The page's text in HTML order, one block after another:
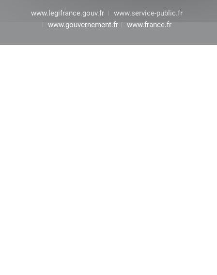
www.legifrance.gouv.fr
www.service-public.fr
www.gouvernement.fr
www.france.fr